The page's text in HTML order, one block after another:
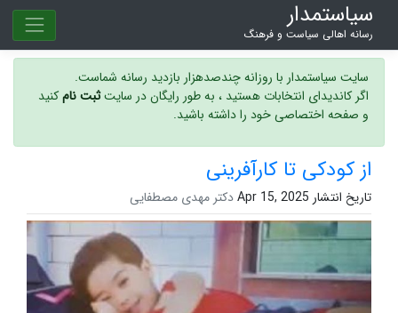
سیاستمدار
رسانه اهالی سیاست و فرهنگ
سایت سیاستمدار با روزانه چندصدهزار بازدید رسانه شماست.
اگر کاندیدای انتخابات هستید ، به طور رایگان در سایتثبت نامکنید
و صفحه اختصاصی خود را داشته باشید.
از کودکی تا کارآفرینی
تاریخ انتشار Apr 15, 2025 دکتر مهدی مصطفایی